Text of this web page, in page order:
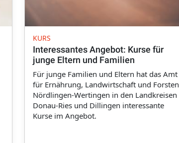
KURS
Interessantes Angebot: Kurse für
junge Eltern und Familien
Für junge Familien und Eltern hat das Amt
für Ernährung, Landwirtschaft und Forsten
Nördlingen-Wertingen in den Landkreisen
Donau-Ries und Dillingen interessante
Kurse im Angebot.